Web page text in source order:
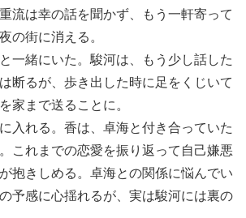
流は幸の話を聞かず、もう一軒寄って
の街に消える。
一緒にいた。駿河は、もう少し話した
断るが、歩き出した時に足をくじいて
家まで送ることに。
入れる。香は、卓海と付き合っていた
これまでの恋愛を振り返って自己嫌悪
抱きしめる。卓海との関係に悩んでい
予感に心揺れるが、実は駿河には裏の